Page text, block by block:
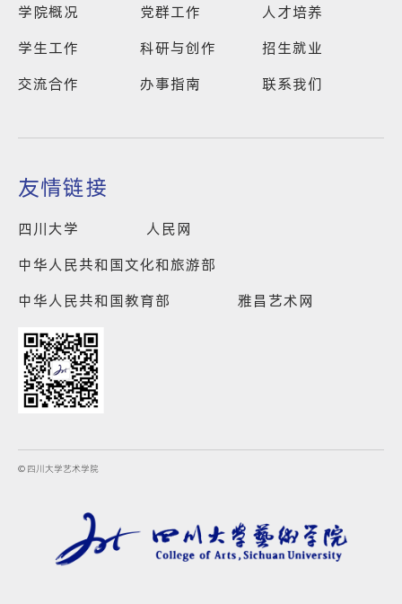
学院概况 党群工作
人才培养
学生工作
科研与创作
招生就业
交流合作
办事指南 联系我们
友情链接
四川大学
人民网
中华人民共和国文化和旅游部
中华人民共和国教育部
雅昌艺术网
© 四川大学艺术学院